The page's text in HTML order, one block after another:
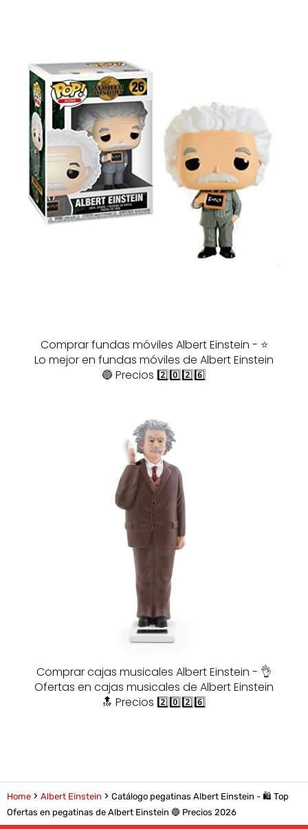
Comprar fundas móviles Albert Einstein - ⭐️
Lo mejor en fundas móviles de Albert Einstein
🔵 Precios 2️⃣0️⃣2️⃣6️⃣
Comprar cajas musicales Albert Einstein - 👌
Ofertas en cajas musicales de Albert Einstein
🔝 Precios 2️⃣0️⃣2️⃣6️⃣
Home Albert Einstein
Catálogo pegatinas Albert Einstein - 🛍️ Top
Ofertas en pegatinas de Albert Einstein 🔵 Precios 2026